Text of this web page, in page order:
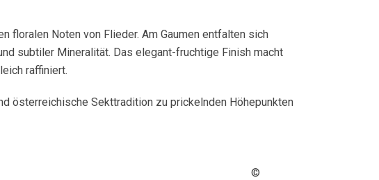
floralen Noten von Flieder. Am Gaumen entfalten sich
subtiler Mineralität. Das elegant-fruchtige Finish macht
raffiniert.
österreichische Sekttradition zu prickelnden Höhepunkten
©